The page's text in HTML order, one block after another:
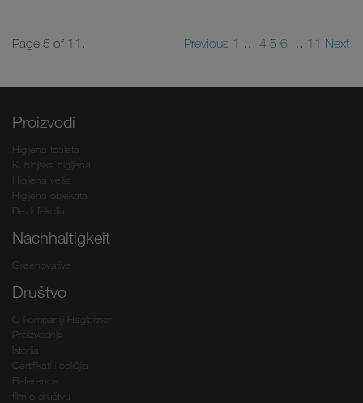
Page 5 of 11. Previous 1 … 4 5 6 … 11 Next
Proizvodi
Higijena toaleta
Kuhinjska higijena
Higijena veša
Higijena objekata
Dezinfekcija
Nachhaltigkeit
Greenovative
Društvo
O kompaniji Hagleitner
Proizvodnja
Istorija
Certifikati i odličjia
Reference
film o društvu